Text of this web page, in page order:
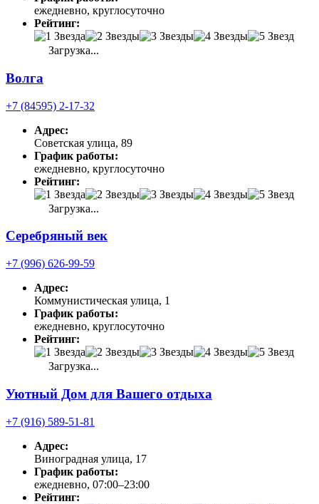
ежедневно, круглосуточно
Рейтинг:
Загрузка...
Волга
+7 (84595) 2-17-32
Адрес:
Советская улица, 89
График работы:
ежедневно, круглосуточно
Рейтинг:
Загрузка...
Серебряный век
+7 (996) 626-99-59
Адрес:
Коммунистическая улица, 1
График работы:
ежедневно, круглосуточно
Рейтинг:
Загрузка...
Уютный Дом для Вашего отдыха
+7 (916) 589-51-81
Адрес:
Виноградная улица, 17
График работы:
ежедневно, 07:00–23:00
Рейтинг: